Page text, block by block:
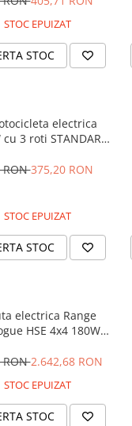
STOC EPUIZAT
STOC
electrica
cu 3 roti STANDARD
RON375,20 RON
STOC EPUIZAT
STOC
electrica Range
HSE 4x4 180W
RON2.642,68 RON
STOC EPUIZAT
STOC